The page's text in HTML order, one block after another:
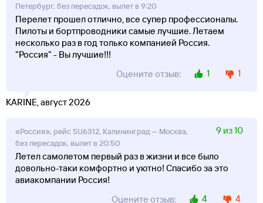
Петербург, без пересадок, вылет в 9:20
Перелет прошел отлично, все супер профессионалы.
Пилоты и бортпроводники самые лучшие. Летаем
несколько раз в год только компанией Россия.
"Россия" - Вы лучшие!!!
Оцените отзыв:
1 1
KARINE, август 2026
«Россия», рейс SU6312, Калининград — Москва,
без пересадок, вылет в 20:50
9 из 10
Летел самолетом первый раз в жизни и все было
довольно-таки комфортно и уютно! Спасибо за это
авиакомпании Россия!
Оцените отзыв:
4 4